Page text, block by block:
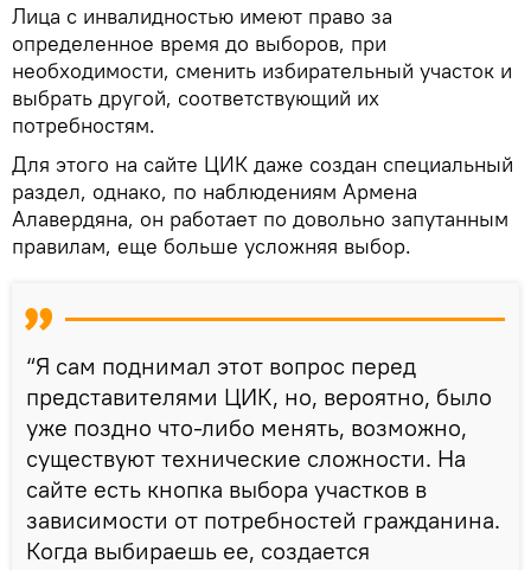
Лица с инвалидностью имеют право за
определeнное время до выборов, при
необходимости, сменить избирательный участок и
выбрать другой, соответствующий их
потребностям.
Для этого на сайте ЦИК даже создан специальный
раздел, однако, по наблюдениям Армена
Алавердяна, он работает по довольно запутанным
правилам, еще больше усложняя выбор.
“Я сам поднимал этот вопрос перед
представителями ЦИК, но, вероятно, было
уже поздно что-либо менять, возможно,
существуют технические сложности. На
сайте есть кнопка выбора участков в
зависимости от потребностей гражданина.
Когда выбираешь ее, создается